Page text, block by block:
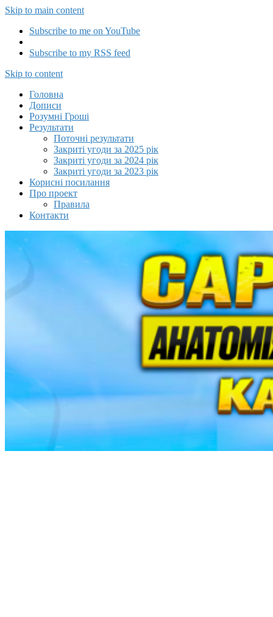
Skip to main content
Subscribe to me on YouTube
Subscribe to my RSS feed
Capitalizator UA
Skip to content
Головна
Дописи
Розумні Гроші
Результати
Поточні результати
Закриті угоди за 2025 рік
Закриті угоди за 2024 рік
Закриті угоди за 2023 рік
Корисні посилання
Про проект
Правила
Контакти